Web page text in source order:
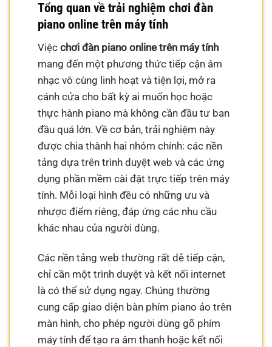
Tổng quan về trải nghiệm chơi đàn
piano online trên máy tính
Việcchơi đàn piano online trên máy tính
mang đến một phương thức tiếp cận âm
nhạc vô cùng linh hoạt và tiện lợi, mở ra
cánh cửa cho bất kỳ ai muốn học hoặc
thực hành piano mà không cần đầu tư ban
đầu quá lớn. Về cơ bản, trải nghiệm này
được chia thành hai nhóm chính: các nền
tảng dựa trên trình duyệt web và các ứng
dụng phần mềm cài đặt trực tiếp trên máy
tính. Mỗi loại hình đều có những ưu và
nhược điểm riêng, đáp ứng các nhu cầu
khác nhau của người dùng.
Các nền tảng web thường rất dễ tiếp cận,
chỉ cần một trình duyệt và kết nối internet
là có thể sử dụng ngay. Chúng thường
cung cấp giao diện bàn phím piano ảo trên
màn hình, cho phép người dùng gõ phím
máy tính để tạo ra âm thanh hoặc kết nối